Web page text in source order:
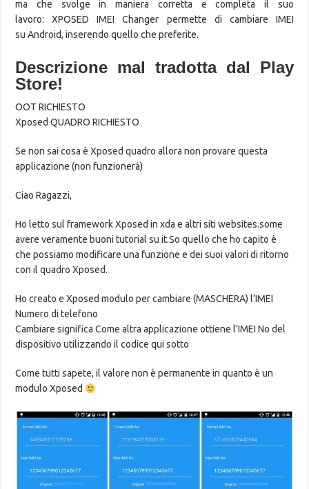
ma che svolge in maniera corretta e completa il suo
lavoro: XPOSED IMEI Changer permette di cambiare IMEI
su Android, inserendo quello che preferite.
Descrizione mal tradotta dal Play
Store!
OOT RICHIESTO
Xposed QUADRO RICHIESTO
Se non sai cosa è Xposed quadro allora non provare questa
applicazione (non funzionerà)
Ciao Ragazzi,
Ho letto sul framework Xposed in xda e altri siti websites.some
avere veramente buoni tutorial su it.So quello che ho capito è
che possiamo modificare una funzione e dei suoi valori di ritorno
con il quadro Xposed.
Ho creato e Xposed modulo per cambiare (MASCHERA) l’IMEI
Numero di telefono
Cambiare significa Come altra applicazione ottiene l’IMEI No del
dispositivo utilizzando il codice qui sotto
Come tutti sapete, il valore non è permanente in quanto è un
modulo Xposed